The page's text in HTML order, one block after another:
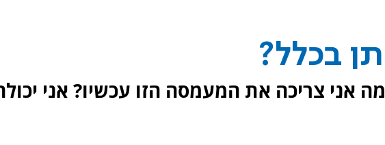
בכלל?
אני צריכה את המעמסה הזו עכשיו? אני